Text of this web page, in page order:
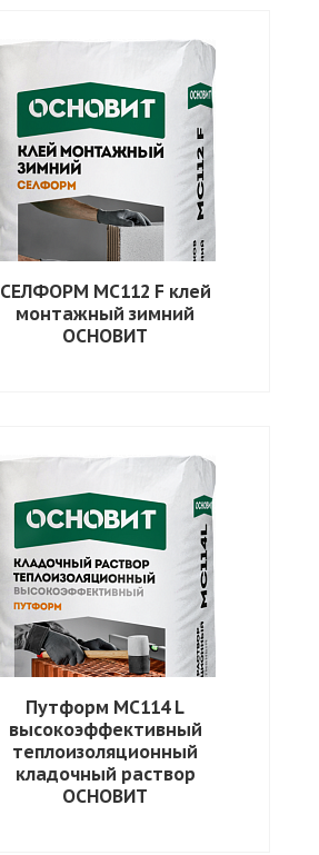
СЕЛФОРМ MC112 F клей
монтажный зимний
ОСНОВИТ
Путформ MC114 L
высокоэффективный
теплоизоляционный
кладочный раствор
ОСНОВИТ